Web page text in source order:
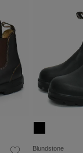
Blundstone